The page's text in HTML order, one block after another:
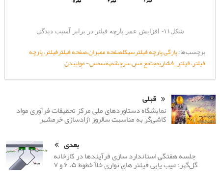
شکل۱۱- افزایش عمر پارچه فیلتر در برابر آسیب دیدگی
برچسب‌ها:پارگی پارچه فیلترسیکلصفحه ممبران،صفحه فیلترفیلتر، پارچه
فیلتر، فیلتر_فشاریمجتمع مس سرچشمهمسمس- مولیبدن
قبلی
نمایشگاه دستاوردهای ملی مرکز تحقیقات فرآوری مواد
کاشی‌گر به مناسبت سالروز آزادسازی خرمشهر
بعدی
جلسه هفتگی استاندارد سازی فرآیندها در کارخانه
گل‌گهر: عیب یابی فیلتر های نواری خلآ خطوط ۵، ۶ و ۷